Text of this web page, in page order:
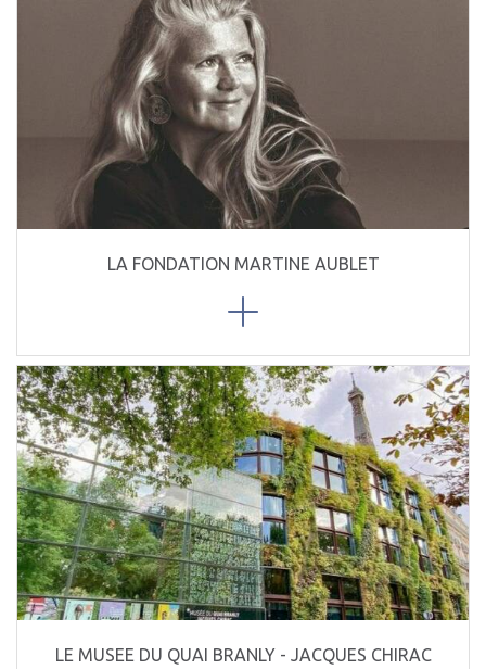
LA FONDATION MARTINE AUBLET
LE MUSEE DU QUAI BRANLY - JACQUES CHIRAC